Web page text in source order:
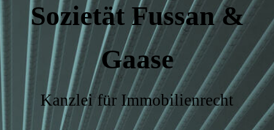
Sozietät Fussan &
Gaase
Kanzlei für Immobilienrecht